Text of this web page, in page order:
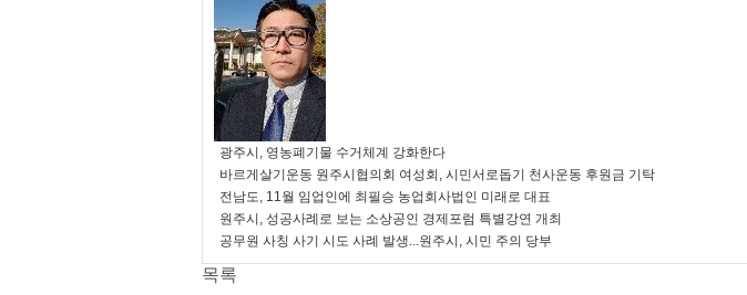
광주시, 영농폐기물 수거체계 강화한다
바르게살기운동 원주시협의회 여성회, 시민서로돕기 천사운동 후원금 기탁
전남도, 11월 임업인에 최필승 농업회사법인 미래로 대표
원주시, 성공사례로 보는 소상공인 경제포럼 특별강연 개최
공무원 사칭 사기 시도 사례 발생...원주시, 시민 주의 당부
목록